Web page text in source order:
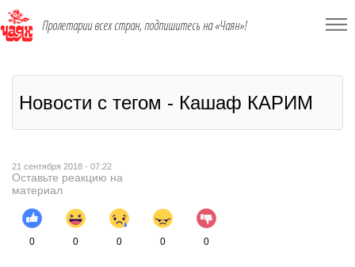
Пролетарии всех стран, подпишитесь на «Чаян»!
Новости с тегом - Кашаф КАРИМ
21 сентября 2018 - 07:22
Оставьте реакцию на
материал
0 0 0 0 0